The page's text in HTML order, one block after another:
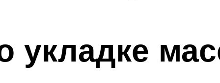
укладке